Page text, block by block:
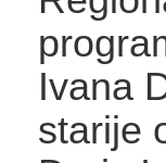
Ivana
starije